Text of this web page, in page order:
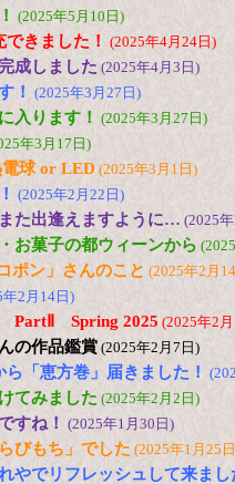
(2025年5月10日)
きました！ (2025年4月24日)
成しました (2025年4月3日)
！ (2025年3月27日)
入ります！ (2025年3月27日)
年3月17日)
球 or LED (2025年3月1日)
(2025年2月22日)
た出逢えますように… (2025
お菓子の都ウィーンから
ポン」さんのこと (2025年2月
年2月14日)
PartⅡ Spring 2025 (2025年2
の作品鑑賞 (2025年2月7日)
「恵方巻」届きました！
てみました (2025年2月2日)
すね！ (2025年1月30日)
びもち」でした (2025年1月25
やでリフレッシュして来まし